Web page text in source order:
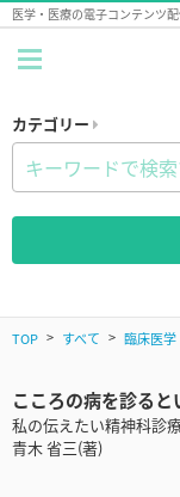
医学・医療の電子コンテンツ
カテゴリー
TOP すべて 臨床医学
こころの病を診ると
私の伝えたい精神科診
青木 省三(著)